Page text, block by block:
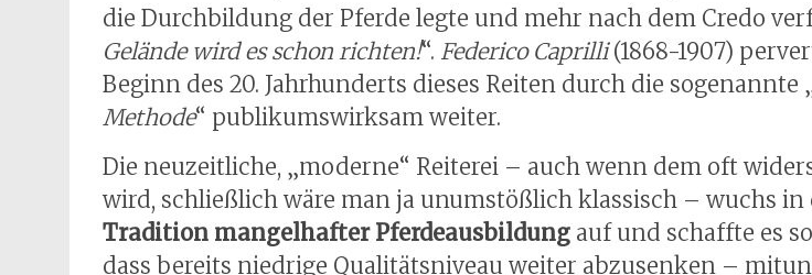
die Durchbildung der Pferde legte und mehr nach dem Credo
Gelände wird es schon richten!“. Federico Caprilli(1868-1907)
Beginn des 20. Jahrhunderts dieses Reiten durch die sogenannte
Methode“ publikumswirksam weiter.
Die neuzeitliche, „moderne“ Reiterei – auch wenn dem oft
wird, schließlich wäre man ja unumstößlich klassisch – wuchs in
Tradition mangelhafter Pferdeausbildung auf und schaffte es
dass bereits niedrige Qualitätsniveau weiter abzusenken –